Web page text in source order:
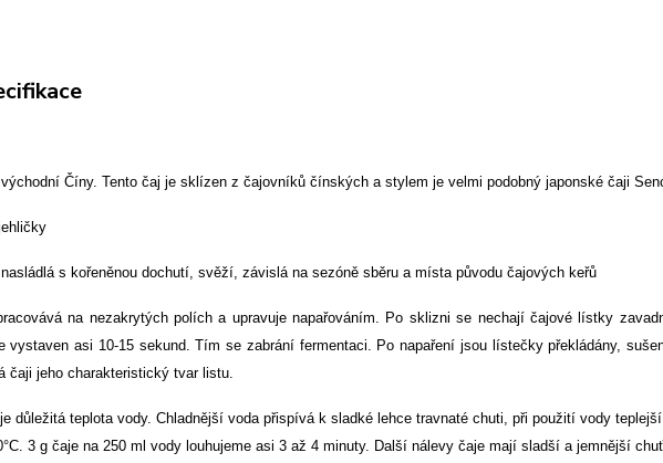
Číny. Tento čaj je sklízen z čajovníků čínských a stylem je velmi podobný japonské čaji
s kořeněnou dochutí, svěží, závislá na sezóně sběru a místa původu čajových keřů
na nezakrytých polích a upravuje napařováním. Po sklizni se nechají čajové lístky
vystaven asi 10-15 sekund. Tím se zabrání fermentaci. Po napaření jsou lístečky překládány,
čaji jeho charakteristický tvar listu.
důležitá teplota vody. Chladnější voda přispívá k sladké lehce travnaté chuti, při použití vody
3 g čaje na 250 ml vody louhujeme asi 3 až 4 minuty. Další nálevy čaje mají sladší a jemnější